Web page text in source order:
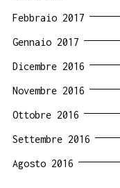
Febbraio 2017
Gennaio 2017
Dicembre 2016
Novembre 2016
Ottobre 2016
Settembre 2016
Agosto 2016